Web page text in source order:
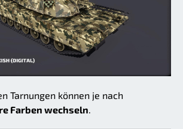
Tarnungen können je nach
Farben wechseln.